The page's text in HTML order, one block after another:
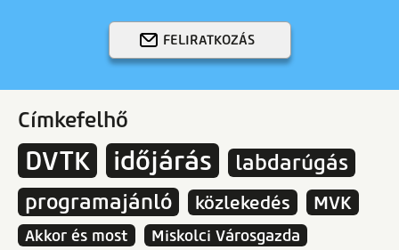
FELIRATKOZÁS
Címkefelhő
DVTK időjárás
labdarúgás
programajánló
közlekedés MVK
Akkor és most
Miskolci Városgazda